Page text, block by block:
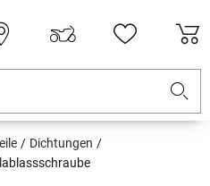
Dichtungen